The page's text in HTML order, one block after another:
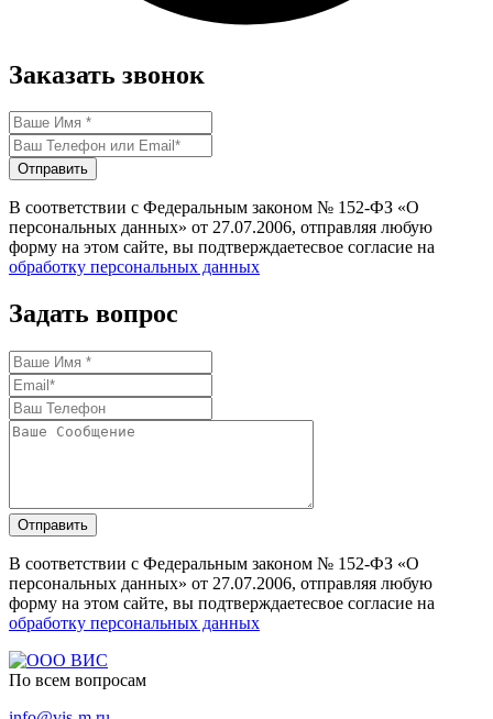
Заказать звонок
Отправить
В соответствии с Федеральным законом № 152-ФЗ «О
персональных данных» от 27.07.2006, отправляя любую
форму на этом сайте, вы подтверждаетесвое согласие на
обработку персональных данных
Задать вопрос
Отправить
В соответствии с Федеральным законом № 152-ФЗ «О
персональных данных» от 27.07.2006, отправляя любую
форму на этом сайте, вы подтверждаетесвое согласие на
обработку персональных данных
По всем вопросам